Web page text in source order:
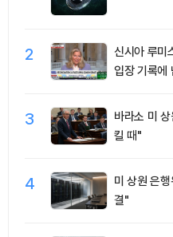
2
신시아 루미
입장 기록에
3
바라소 미
킬 때"
4
미 상원 은
결"